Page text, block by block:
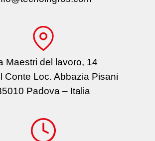
Maestri del lavoro, 14
Conte Loc. Abbazia Pisani
Padova – Italia